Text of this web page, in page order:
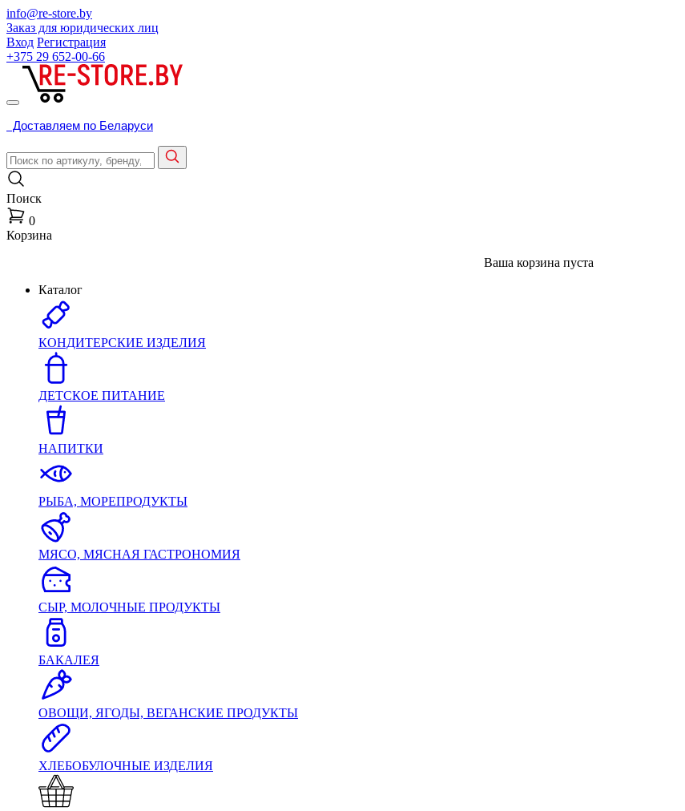
info@re-store.by
Заказ для юридических лиц
Вход Регистрация
+375 29 652-00-66
Доставляем по Беларуси
Поиск
0
Корзина
Ваша корзина пуста
Каталог
КОНДИТЕРСКИЕ ИЗДЕЛИЯ
ДЕТСКОЕ ПИТАНИЕ
НАПИТКИ
РЫБА, МОРЕПРОДУКТЫ
МЯСО, МЯСНАЯ ГАСТРОНОМИЯ
СЫР, МОЛОЧНЫЕ ПРОДУКТЫ
БАКАЛЕЯ
ОВОЩИ, ЯГОДЫ, ВЕГАНСКИЕ ПРОДУКТЫ
ХЛЕБОБУЛОЧНЫЕ ИЗДЕЛИЯ